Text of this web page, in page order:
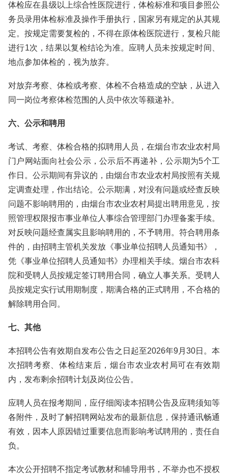
体检应在县级以上综合性医院进行，体检标准和项目参照公
务员录用体检标准及操作手册执行，国家另有规定的从其规
定。按规定需要复检的，不得在原体检医院进行，复检只能
进行1次，结果以复检结论为准。应聘人员未按规定时间、
地点参加体检的，视为放弃。
对放弃考察、体检或考察、体检不合格造成的空缺，从进入
同一岗位考察体检范围的人员中依次等额递补。
六、公示和聘用
考试、考察、体检合格的拟聘用人员，在烟台市农业农村局
门户网站面向社会公示，公示后不再递补，公示期为5个工
作日。公示期间有异议的，由烟台市农业农村局按照有关规
定调查处理，作出结论。公示期满，对没有问题或经查反映
问题不影响聘用的，由烟台市农业农村局提出聘用意见，按
照管理权限报市事业单位人事综合管理部门办理备案手续。
对反映问题经查属实且影响聘用的，不予聘用。符合聘用条
件的，由招聘主管机关发放《事业单位招聘人员通知书》，
凭《事业单位招聘人员通知书》办理相关手续。烟台市农科
院和受聘人员按规定签订聘用合同，确立人事关系。受聘人
员按规定实行试用期制度，期满合格的正式聘用，不合格的
解除聘用合同。
七、其他
本招聘公告有效期自发布公告之日起至2026年9月30日。本
次招聘考察、体检结束后，烟台市农业农村局可在有效期
内，发布剩余招聘计划及岗位公告。
应聘人员在报考期间，应仔细阅读本招聘公告及应聘须知等
各附件，及时了解招聘网站发布的最新信息，保持通讯畅通
有效，因本人原因错过重要信息而影响考试聘用的，责任自
负。
本次公开招聘不指定考试教材和辅导用书，不举办也不授权